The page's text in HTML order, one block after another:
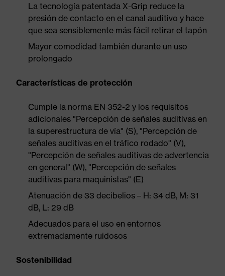
La tecnología patentada X-Grip reduce la
presión de contacto en el canal auditivo y hace
que sea sensiblemente más fácil retirar el tapón
Mayor comodidad también durante un uso
prolongado
Características de protección
Cumple la norma EN 352-2 y los requisitos
adicionales "Percepción de señales auditivas en
la superestructura de vía" (S), "Percepción de
señales auditivas en el tráfico rodado" (V),
"Percepción de señales auditivas de advertencia
en general" (W), "Percepción de señales
auditivas para maquinistas" (E)
Atenuación de 33 decibelios – H: 34 dB, M: 31
dB, L: 29 dB
Adecuados para el uso en entornos
extremadamente ruidosos
Sostenibilidad